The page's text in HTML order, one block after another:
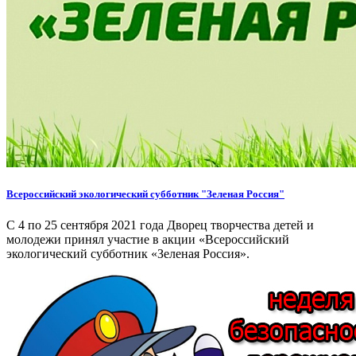
Всероссийский экологический субботник "Зеленая Россия"
С 4 по 25 сентября 2021 года Дворец творчества детей и
молодежи принял участие в акции «Всероссийский
экологический субботник «Зеленая Россия».